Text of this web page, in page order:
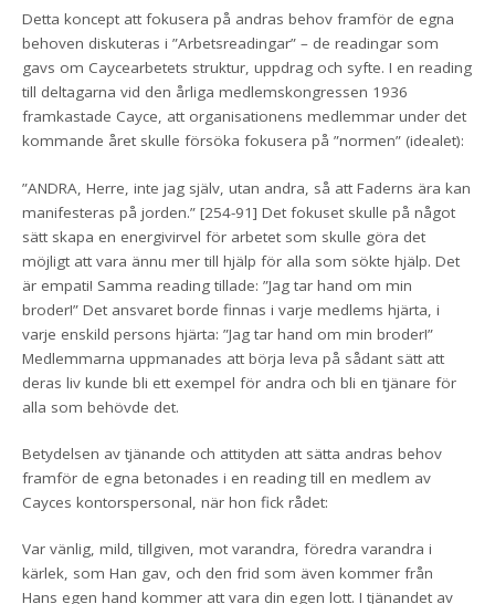
Detta koncept att fokusera på andras behov framför de egna
behoven diskuteras i ”Arbetsreadingar” – de readingar som
gavs om Caycearbetets struktur, uppdrag och syfte. I en reading
till deltagarna vid den årliga medlemskongressen 1936
framkastade Cayce, att organisationens medlemmar under det
kommande året skulle försöka fokusera på ”normen” (idealet):
”ANDRA, Herre, inte jag själv, utan andra, så att Faderns ära kan
manifesteras på jorden.” [254-91] Det fokuset skulle på något
sätt skapa en energivirvel för arbetet som skulle göra det
möjligt att vara ännu mer till hjälp för alla som sökte hjälp. Det
är empati! Samma reading tillade: ”Jag tar hand om min
broder!” Det ansvaret borde finnas i varje medlems hjärta, i
varje enskild persons hjärta: ”Jag tar hand om min broder!”
Medlemmarna uppmanades att börja leva på sådant sätt att
deras liv kunde bli ett exempel för andra och bli en tjänare för
alla som behövde det.
Betydelsen av tjänande och attityden att sätta andras behov
framför de egna betonades i en reading till en medlem av
Cayces kontorspersonal, när hon fick rådet:
Var vänlig, mild, tillgiven, mot varandra, föredra varandra i
kärlek, som Han gav, och den frid som även kommer från
Hans egen hand kommer att vara din egen lott. I tjänandet av